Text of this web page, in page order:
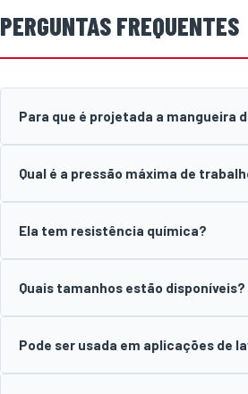
PERGUNTAS FREQUENTES
Para que é projetada a mangueira
Qual é a pressão máxima de
Ela tem resistência química?
Quais tamanhos estão disponíveis?
Pode ser usada em aplicações de